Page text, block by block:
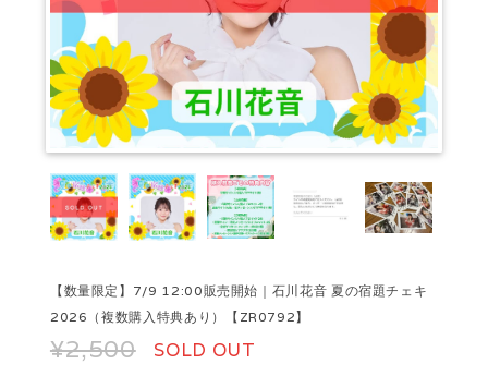
【数量限定】7/9 12:00販売開始｜石川花音 夏の宿題チェキ
2026（複数購入特典あり）【ZR0792】
¥2,500 SOLD OUT